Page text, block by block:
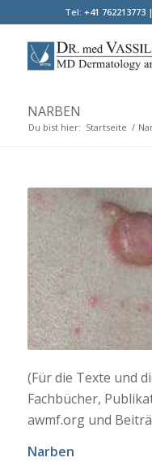
Tel: +41
NARBEN
Du bist hier: Startseite /
(Für die Texte und
Fachbücher,
awmf.org und
Narben